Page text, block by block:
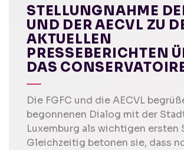
STELLUNGNAHME
UND DER AECVL ZU
AKTUELLEN
PRESSEBERICHTEN
DAS
Die FGFC und die AECVL
begonnenen Dialog mit der
Luxemburg als wichtigen ersten
Gleichzeitig betonen sie, dass